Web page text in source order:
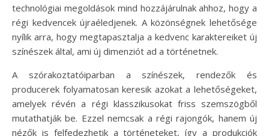
technológiai megoldások mind hozzájárulnak ahhoz, hogy a
régi kedvencek újraéledjenek. A közönségnek lehetősége
nyílik arra, hogy megtapasztalja a kedvenc karaktereiket új
színészek által, ami új dimenziót ad a történetnek.
A szórakoztatóiparban a színészek, rendezők és
producerek folyamatosan keresik azokat a lehetőségeket,
amelyek révén a régi klasszikusokat friss szemszögből
mutathatják be. Ezzel nemcsak a régi rajongók, hanem új
nézők is felfedezhetik a történeteket, így a produkciók